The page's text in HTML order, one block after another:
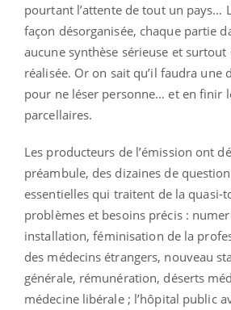
pourtant l’attente de tout un pays…
façon désorganisée, chaque partie
aucune synthèse sérieuse et surtout
réalisée. Or on sait qu’il faudra une
pour ne léser personne… et en finir
parcellaires.
Les producteurs de l’émission ont
préambule, des dizaines de
essentielles qui traitent de la quasi-
problèmes et besoins précis :
installation, féminisation de la
des médecins étrangers, nouveau
générale, rémunération, déserts
médecine libérale ; l’hôpital public